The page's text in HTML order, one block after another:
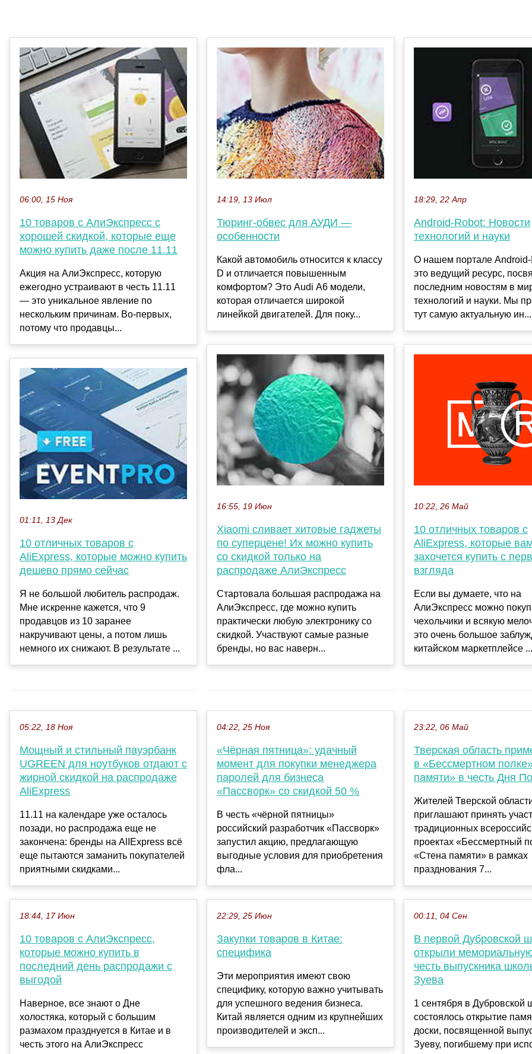
06:00, 15 Ноя
10 товаров с АлиЭкспресс с
хорошей скидкой, которые еще
можно купить даже после 11.11
Акция на АлиЭкспресс, которую
ежегодно устраивают в честь 11.11
— это уникальное явление по
нескольким причинам. Во-первых,
потому что продавцы...
01:11, 13 Дек
10 отличных товаров с
AliExpress, которые можно купить
дешево прямо сейчас
Я не большой любитель распродаж.
Мне искренне кажется, что 9
продавцов из 10 заранее
накручивают цены, а потом лишь
немного их снижают. В результате ...
14:19, 13 Июл
Тюринг-обвес для АУДИ —
особенности
Какой автомобиль относится к классу
D и отличается повышенным
комфортом? Это Audi А6 модели,
которая отличается широкой
линейкой двигателей. Для поку...
16:55, 19 Июн
Xiaomi сливает хитовые гаджеты
по суперцене! Их можно купить
со скидкой только на
распродаже АлиЭкспресс
Стартовала большая распродажа на
АлиЭкспресс, где можно купить
практически любую электронику со
скидкой. Участвуют самые разные
бренды, но вас наверн...
18:29, 22 Апр
Android-Robot: Новости
технологий и науки
О нашем портале
это ведущий ресурс,
последним новостям в
технологий и науки. Мы
тут самую актуальную ин...
10:22, 26 Май
10 отличных товаров с
AliExpress, которые
захочется купить с
взгляда
Если вы думаете, что на
АлиЭкспресс можно
чехольчики и всякую
это очень большое
китайском маркетплейсе ...
05:22, 18 Ноя
Мощный и стильный пауэрбанк
UGREEN для ноутбуков отдают с
жирной скидкой на распродаже
AliExpress
11.11 на календаре уже осталось
позади, но распродажа еще не
закончена: бренды на AlIExpress всё
еще пытаются заманить покупателей
приятными скидками...
18:44, 17 Июн
10 товаров с АлиЭкспресс,
которые можно купить в
последний день распродажи с
выгодой
Наверное, все знают о Дне
холостяка, который с большим
размахом празднуется в Китае и в
честь этого на АлиЭкспресс
04:22, 25 Ноя
«Чёрная пятница»: удачный
момент для покупки менеджера
паролей для бизнеса
«Пассворк» со скидкой 50 %
В честь «чёрной пятницы»
российский разработчик «Пассворк»
запустил акцию, предлагающую
выгодные условия для приобретения
фла...
22:29, 25 Июн
Закупки товаров в Китае:
специфика
Эти мероприятия имеют свою
специфику, которую важно учитывать
для успешного ведения бизнеса.
Китай является одним из крупнейших
производителей и эксп...
23:22, 06 Май
Тверская область
в «Бессмертном
памяти» в честь Дня
Жителей Тверской
приглашают принять
традиционных
проектах «Бессмертный
«Стена памяти» в рамках
празднования 7...
00:11, 04 Сен
В первой Дубровской
открыли
честь выпускника
Зуева
1 сентября в Дубровской
состоялось открытие
доски, посвященной
Зуеву, погибшему при